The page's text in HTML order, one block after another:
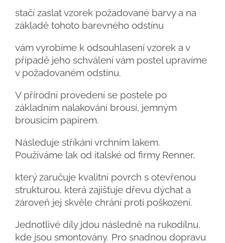
stačí zaslat vzorek požadované barvy a na
základě tohoto barevného odstínu
vám vyrobíme k odsouhlasení vzorek a v
případě jeho schválení vám postel upravíme
v požadovaném odstínu.
V přírodní provedení se postele po
základním nalakování brousí, jemným
brousicím papírem.
Následuje stříkání vrchním lakem.
Používáme lak od italské od firmy Renner,
který zaručuje kvalitní povrch s otevřenou
strukturou, která zajišťuje dřevu dýchat a
zároveň jej skvěle chrání proti poškození.
Jednotlivé díly jdou následně na rukodílnu,
kde jsou smontovány. Pro snadnou dopravu